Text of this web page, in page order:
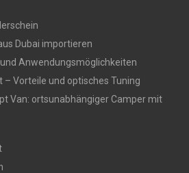
Dubai importieren
Anwendungsmöglichkeiten
Vorteile und optisches Tuning
Van: ortsunabhängiger Camper mit